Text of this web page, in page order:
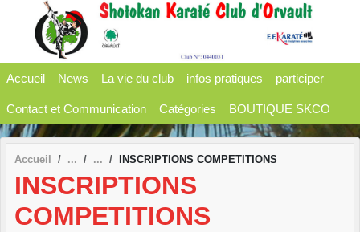
Accueil News La vie du club infos pratiques participer
Contact et Communication Catégories BOUTIQUE SKCO
Accueil INSCRIPTIONS COMPETITIONS
INSCRIPTIONS
COMPETITIONS
Panneau de gestion des cookies